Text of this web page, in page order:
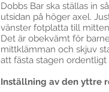
Dobbs Bar ska ställas in
utsidan på höger axel.
vänster fotplatta till
Det är obekvämt för
mittklämman och skjuv
att fästa stagen ordentligt
Inställning av den yttre